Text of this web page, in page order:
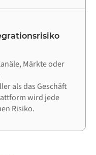
Märkte oder
als das Geschäft
wird jede
Risiko.